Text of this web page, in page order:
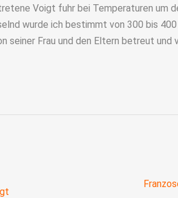
Voigt fuhr bei Temperaturen um
wurde ich bestimmt von 300 bis
seiner Frau und den Eltern betreut und